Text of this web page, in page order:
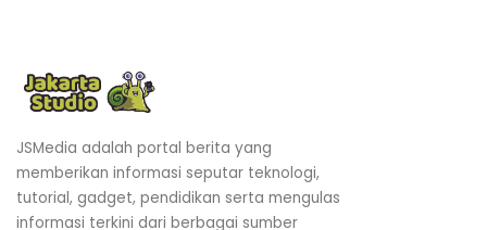
JSMedia adalah portal berita yang
memberikan informasi seputar teknologi,
tutorial, gadget, pendidikan serta mengulas
informasi terkini dari berbagai sumber